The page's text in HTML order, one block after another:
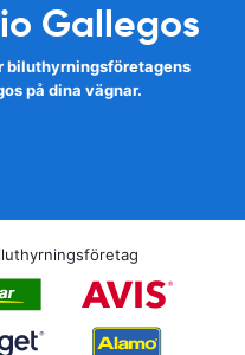
Gallegos
biluthyrningsföretagens
på dina vägnar.